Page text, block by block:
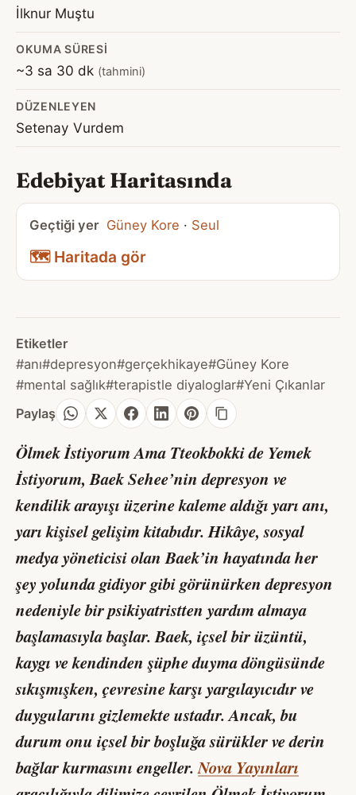
İlknur Muştu
OKUMA SÜRESI
~3 sa 30 dk (tahmini)
DÜZENLEYEN
Setenay Vurdem
Edebiyat Haritasında
Geçtiği yer Güney Kore · Seul
🗺️ Haritada gör
Etiketler
#anı#depresyon#gerçekhikaye#Güney Kore
#mental sağlık#terapistle diyaloglar#Yeni Çıkanlar
Paylaş
Ölmek İstiyorum Ama Tteokbokki de Yemek
İstiyorum, Baek Sehee’nin depresyon ve
kendilik arayışı üzerine kaleme aldığı yarı anı,
yarı kişisel gelişim kitabıdır. Hikâye, sosyal
medya yöneticisi olan Baek’in hayatında her
şey yolunda gidiyor gibi görünürken depresyon
nedeniyle bir psikiyatristten yardım almaya
başlamasıyla başlar. Baek, içsel bir üzüntü,
kaygı ve kendinden şüphe duyma döngüsünde
sıkışmışken, çevresine karşı yargılayıcıdır ve
duygularını gizlemekte ustadır. Ancak, bu
durum onu içsel bir boşluğa sürükler ve derin
bağlar kurmasını engeller.Nova Yayınları